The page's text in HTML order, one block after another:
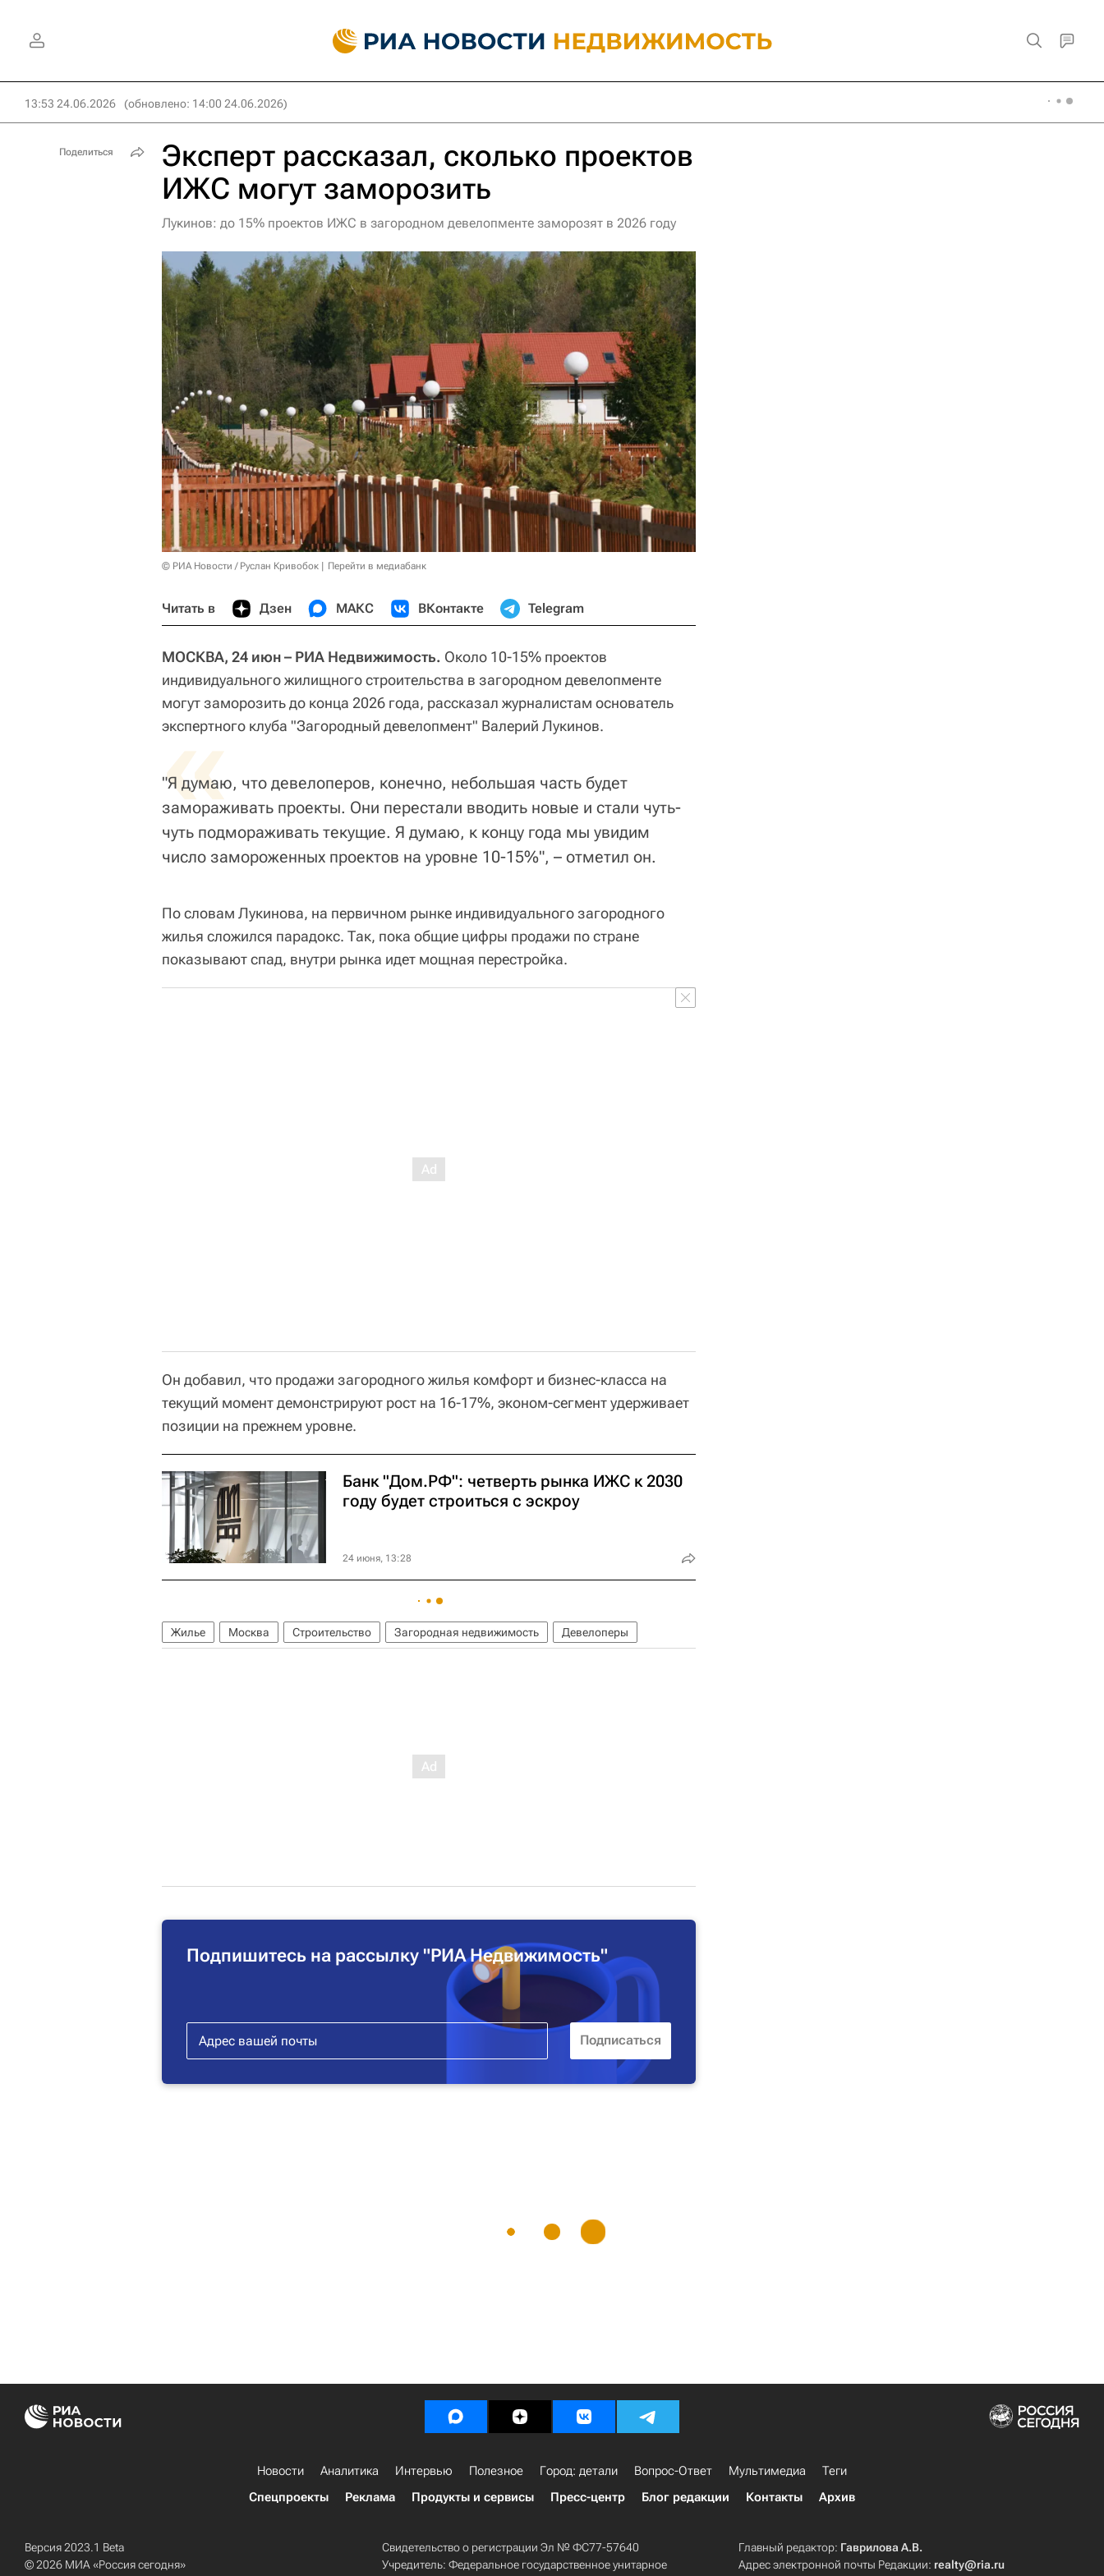
13:53 24.06.2026 (обновлено: 14:00 24.06.2026)
Эксперт рассказал, сколько проектов
ИЖС могут заморозить
Лукинов: до 15% проектов ИЖС в загородном девелопменте заморозят в 2026 году
© РИА Новости / Руслан Кривобок Перейти в медиабанк
Читать в Дзен МАКС ВКонтакте Telegram
МОСКВА, 24 июн – РИА Недвижимость. Около 10-15% проектов
индивидуального жилищного строительства в загородном девелопменте
могут заморозить до конца 2026 года, рассказал журналистам основатель
экспертного клуба "Загородный девелопмент" Валерий Лукинов.
«
"Я думаю, что девелоперов, конечно, небольшая часть будет
замораживать проекты. Они перестали вводить новые и стали чуть-
чуть подмораживать текущие. Я думаю, к концу года мы увидим
число замороженных проектов на уровне 10-15%", – отметил он.
По словам Лукинова, на первичном рынке индивидуального загородного
жилья сложился парадокс. Так, пока общие цифры продажи по стране
показывают спад, внутри рынка идет мощная перестройка.
Он добавил, что продажи загородного жилья комфорт и бизнес-класса на
текущий момент демонстрируют рост на 16-17%, эконом-сегмент удерживает
позиции на прежнем уровне.
Банк "Дом.РФ": четверть рынка ИЖС к 2030
году будет строиться с эскроу
24 июня, 13:28
Жилье Москва Строительство Загородная недвижимость Девелоперы
Подпишитесь на рассылку "РИА Недвижимость"
Поделиться
Новости Аналитика Интервью Полезное Город: детали Вопрос-Ответ Мультимедиа
Теги
Спецпроекты
Реклама Продукты и сервисы Пресс-центр Блог редакции Контакты Архив
Версия 2023.1 Beta
© 2026 МИА «Россия сегодня»
Свидетельство о регистрации Эл № ФС77-57640
Учредитель: Федеральное государственное унитарное
Главный редактор: Гаврилова А.В.
Адрес электронной почты Редакции: realty@ria.ru